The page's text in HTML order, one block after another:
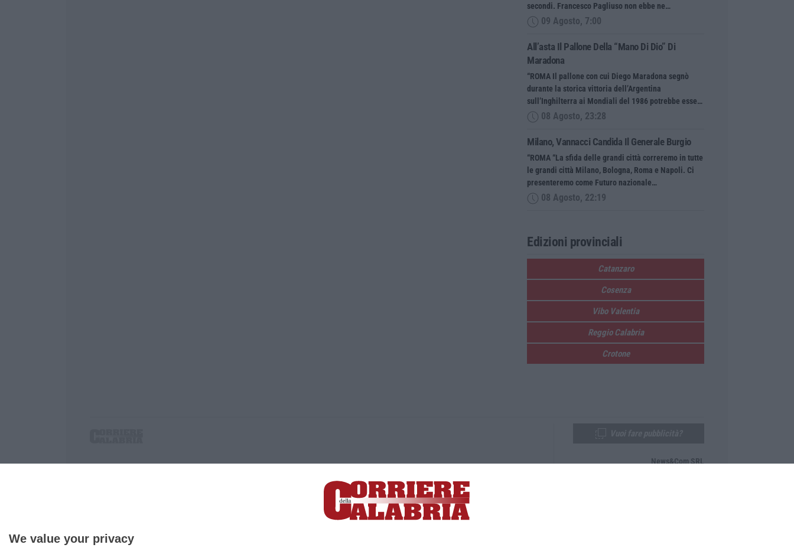
We value your privacy
secondi. Francesco Pagliuso non ebbe ne…
09 Agosto, 7:00
All’asta Il Pallone Della “mano Di Dio” Di
Maradona
“ROMA Il pallone con cui Diego Maradona segnò
durante la storica vittoria dell’Argentina
sull’Inghilterra ai Mondiali del 1986 potrebbe esse…
08 Agosto, 23:28
Milano, Vannacci Candida Il Generale Burgio
“ROMA “La sfida delle grandi città correremo in tutte
le grandi città Milano, Bologna, Roma e Napoli. Ci
presenteremo come Futuro nazionale…
08 Agosto, 22:19
Edizioni provinciali
Catanzaro
Cosenza
Vibo Valentia
Reggio Calabria
Crotone
P.IVA. 03199620794, Via del mare 6/G, S.Eufemia, Lamezia Terme (CZ)
Iscrizione tribunale di Lamezia Terme 5/2011 - Direttore responsabile Paola Militano |Privacy
News&Com SRL